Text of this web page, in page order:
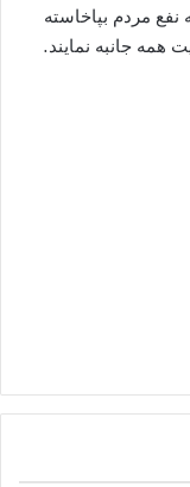
نفع مردم بپاخاسته
همه جانبه نمایند.